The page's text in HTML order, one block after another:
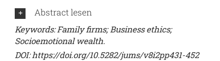
Abstract lesen
Keywords: Family firms; Business ethics;
Socioemotional wealth.
DOI:https://doi.org/10.5282/jums/v8i2pp431-452